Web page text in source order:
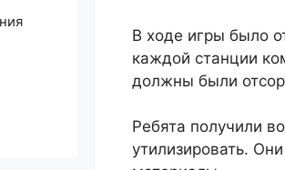
В ходе игры было
каждой станции
должны были
Ребята получили
утилизировать.